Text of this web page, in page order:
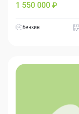
1 550 000 ₽
Бензин